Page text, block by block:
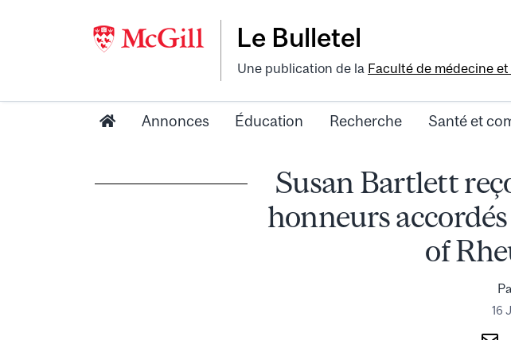
Le Bulletel
Une publication de la Faculté de médecine
Annonces Éducation Recherche Santé et
Susan Bartlett
honneurs
of
16